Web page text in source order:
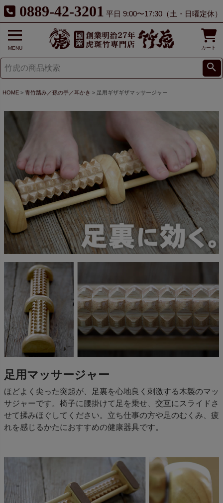
0889-42-3201 平日 9:00〜17:30（土・日曜定休）
MENU カート
HOME 青竹踏み／孫の手／耳かき 足用ギザギザマッサージャー
足用マッサージャー
ほどよく尖った突起が、足裏を心地良く刺激する木製のマッ
サジャーです。椅子に腰掛けて足を乗せ、交互にスライドさ
せて揉みほぐしてください。立ち仕事の方や足のむくみ、疲
れを感じるかたにおすすめの健康器具です。